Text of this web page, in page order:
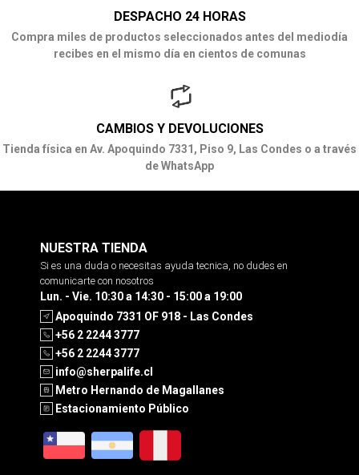
DESPACHO 24 HORAS
Compra miles de productos seleccionados antes del mediodía
recibes en el mismo día en cientos de comunas
CAMBIOS Y DEVOLUCIONES
Tienda física en Av. Apoquindo 7331, Piso 9, Las Condes o a través
de WhatsApp
NUESTRA TIENDA
Si es una duda o necesitas ayuda tecnica, no dudes en
comunicarte con nosotros
Lun. - Vie. 10:30 a 14:30 - 15:00 a 19:00
Apoquindo 7331 OF 918 - Las Condes
+56 2 2244 3777
+56 2 2244 3777
info@sherpalife.cl
Metro Hernando de Magallanes
Estacionamiento Público